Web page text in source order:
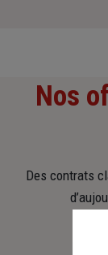
Nos
Des contrats